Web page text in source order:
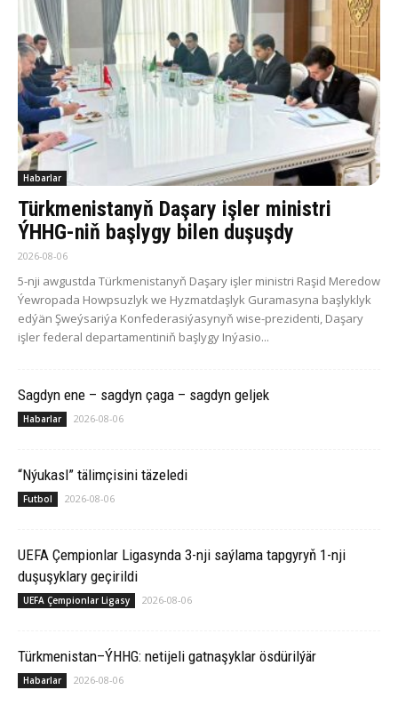
Habarlar
Türkmenistanyň Daşary işler ministri
ÝHHG-niň başlygy bilen duşuşdy
2026-08-06
5-nji awgustda Türkmenistanyň Daşary işler ministri Raşid Meredow
Ýewropada Howpsuzlyk we Hyzmatdaşlyk Guramasyna başlyklyk
edýän Şweýsariýa Konfederasiýasynyň wise-prezidenti, Daşary
işler federal departamentiniň başlygy Inýasio...
Sagdyn ene – sagdyn çaga – sagdyn geljek
Habarlar 2026-08-06
“Nýukasl” tälimçisini täzeledi
Futbol 2026-08-06
UEFA Çempionlar Ligasynda 3-nji saýlama tapgyryň 1-nji
duşuşyklary geçirildi
UEFA Çempionlar Ligasy 2026-08-06
Türkmenistan–ÝHHG: netijeli gatnaşyklar ösdürilýär
Habarlar 2026-08-06